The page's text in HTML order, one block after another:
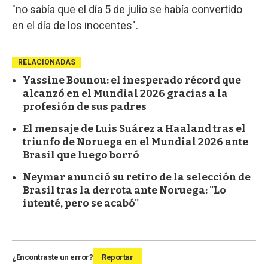
"no sabía que el día 5 de julio se había convertido
en el día de los inocentes".
RELACIONADAS
Yassine Bounou: el inesperado récord que
alcanzó en el Mundial 2026 gracias a la
profesión de sus padres
El mensaje de Luis Suárez a Haaland tras el
triunfo de Noruega en el Mundial 2026 ante
Brasil que luego borró
Neymar anunció su retiro de la selección de
Brasil tras la derrota ante Noruega: "Lo
intenté, pero se acabó"
¿Encontraste un error? Reportar